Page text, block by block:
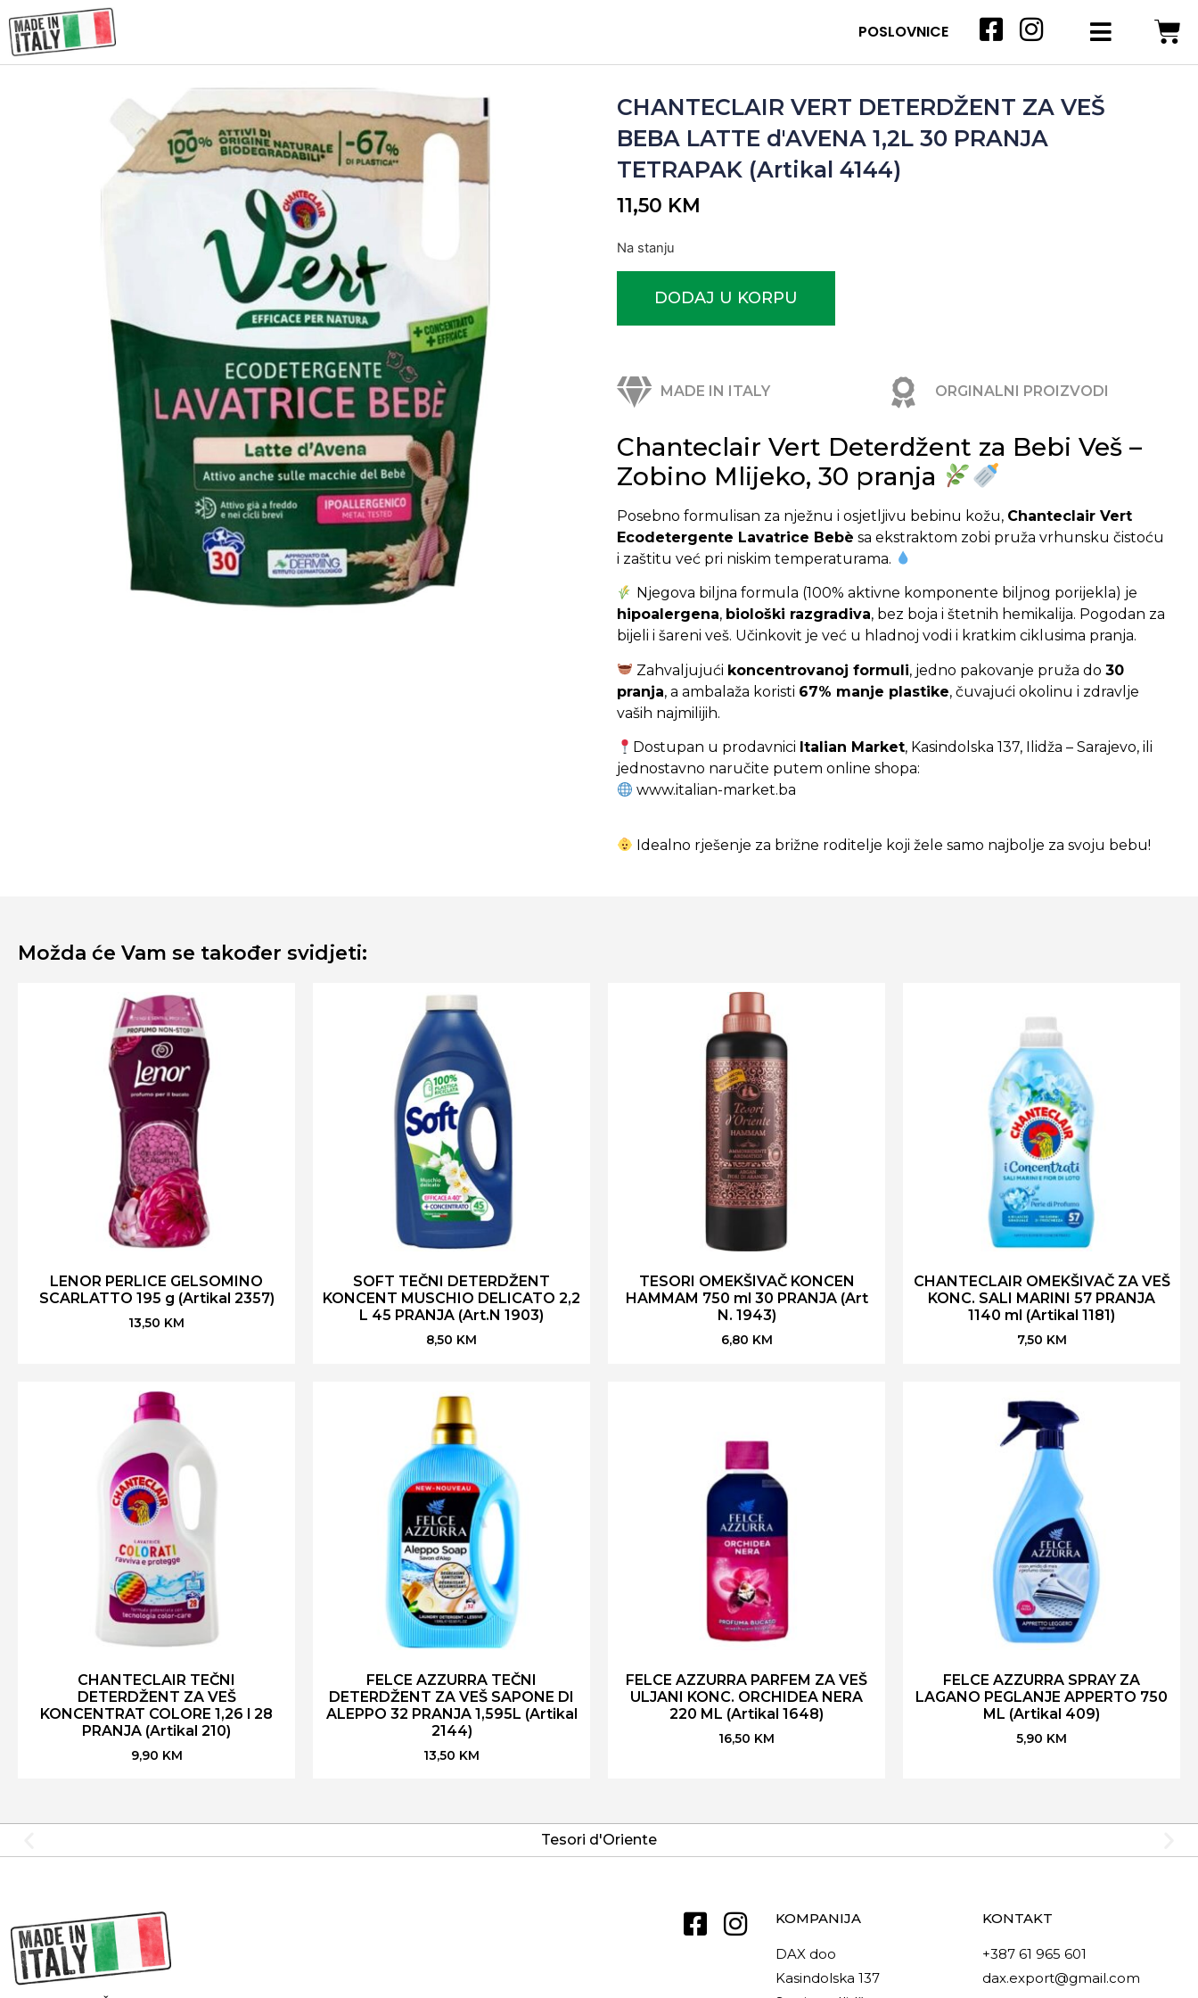
POSLOVNICE
CHANTECLAIR VERT DETERDŽENT ZA VEŠ
BEBA LATTE d'AVENA 1,2L 30 PRANJA
TETRAPAK (Artikal 4144)
11,50 KM
Na stanju
DODAJ U KORPU
MADE IN ITALY ORGINALNI PROIZVODI
Chanteclair Vert Deterdžent za Bebi Veš –
Zobino Mlijeko, 30 pranja
Posebno formulisan za nježnu i osjetljivu bebinu kožu, Chanteclair Vert
Ecodetergente Lavatricе Bebè sa ekstraktom zobi pruža vrhunsku čistoću
i zaštitu već pri niskim temperaturama.
Njegova biljna formula (100% aktivne komponente biljnog porijekla) je
hipoalergena, biološki razgradiva, bez boja i štetnih hemikalija. Pogodan za
bijeli i šareni veš. Učinkovit je već u hladnoj vodi i kratkim ciklusima pranja.
Zahvaljujući koncentrovanoj formuli, jedno pakovanje pruža do30
pranja, a ambalaža koristi 67% manje plastike, čuvajući okolinu i zdravlje
vaših najmilijih.
Dostupan u prodavnici Italian Market, Kasindolska 137, Ilidža – Sarajevo, ili
jednostavno naručite putem online shopa:
www.italian-market.ba
Idealno rješenje za brižne roditelje koji žele samo najbolje za svoju bebu!
Možda će Vam se također svidjeti:
LENOR PERLICE GELSOMINO
SCARLATTO 195 g (Artikal 2357)
13,50 KM
SOFT TEČNI DETERDŽENT
KONCENT MUSCHIO DELICATO 2,2
L 45 PRANJA (Art.N 1903)
8,50 KM
TESORI OMEKŠIVAČ KONCEN
HAMMAM 750 ml 30 PRANJA (Art
N. 1943)
6,80 KM
CHANTECLAIR OMEKŠIVAČ ZA VEŠ
KONC. SALI MARINI 57 PRANJA
1140 ml (Artikal 1181)
7,50 KM
CHANTECLAIR TEČNI
DETERDŽENT ZA VEŠ
KONCENTRAT COLORE 1,26 l 28
PRANJA (Artikal 210)
9,90 KM
FELCE AZZURRA TEČNI
DETERDŽENT ZA VEŠ SAPONE DI
ALEPPO 32 PRANJA 1,595L (Artikal
2144)
13,50 KM
FELCE AZZURRA PARFEM ZA VEŠ
ULJANI KONC. ORCHIDEA NERA
220 ML (Artikal 1648)
16,50 KM
FELCE AZZURRA SPRAY ZA
LAGANO PEGLANJE APPERTO 750
ML (Artikal 409)
5,90 KM
Tesori d'Oriente
KOMPANIJA
DAX doo
Kasindolska 137
KONTAKT
+387 61 965 601
dax.export@gmail.com